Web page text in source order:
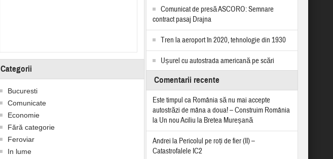
Categorii
Bucuresti
Comunicate
Economie
Fără categorie
Feroviar
In lume
Comunicat de presă ASCORO: Semnare
contract pasaj Drajna
Tren la aeroport în 2020, tehnologie din 1930
Ușurel cu autostrada americană pe scări
Comentarii recente
Este timpul ca România să nu mai accepte
autostrăzi de mâna a doua! – Construim România
la Un nou Aciliu la Bretea Mureșană
Andrei la Pericolul pe roți de fier (II) –
Catastrofalele IC2